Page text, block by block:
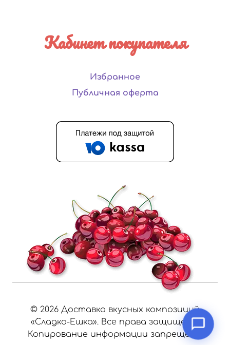
Кабинет покупателя
Избранное
Публичная оферта
© 2026 Доставка вкусных композиций
«Сладко-Ешка». Все права защищены.
Копирование информации запрещено.